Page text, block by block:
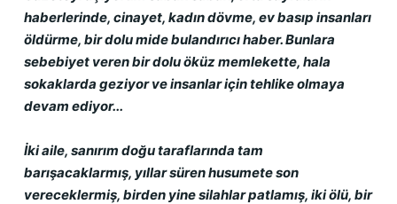
haberlerinde, cinayet, kadın dövme, ev basıp insanları
öldürme, bir dolu mide bulandırıcı haber. Bunlara
sebebiyet veren bir dolu öküz memlekette, hala
sokaklarda geziyor ve insanlar için tehlike olmaya
devam ediyor...
İki aile, sanırım doğu taraflarında tam
barışacaklarmış, yıllar süren husumete son
vereceklermiş, birden yine silahlar patlamış, iki ölü, bir